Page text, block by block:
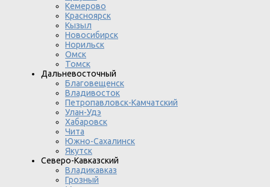
Кемерово
Красноярск
Кызыл
Новосибирск
Норильск
Омск
Томск
Дальневосточный
Благовещенск
Владивосток
Петропавловск-Камчатский
Улан-Удэ
Хабаровск
Чита
Южно-Сахалинск
Якутск
Северо-Кавказский
Владикавказ
Грозный